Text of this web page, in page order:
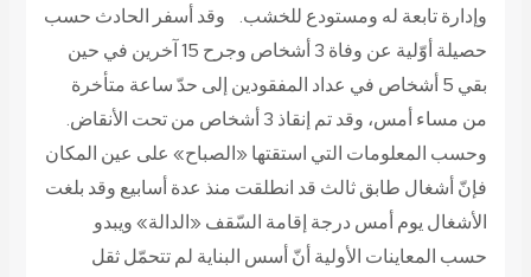
وإدارة تابعة له ومستودع للخشب. وقد أسفر الحادث حسب
حصيلة أوّلية عن وفاة 3 أشخاص وجرح 15 آخرين في حين
بقي 5 أشخاص في عداد المفقودين إلى حدّ ساعة متأخرة
من مساء أمس، وقد تم إنقاذ 3 أشخاص من تحت الأنقاض.
وحسب المعلومات التي استقتها «الصباح» على عين المكان
فإنّ أشغال طابق ثالث قد انطلقت منذ عدة أسابيع وقد بلغت
الأشغال يوم أمس درجة إقامة السّقف «الدالة» ويبدو
حسب المعاينات الأولية أنّ أسس البناية لم تتحمّل ثقل